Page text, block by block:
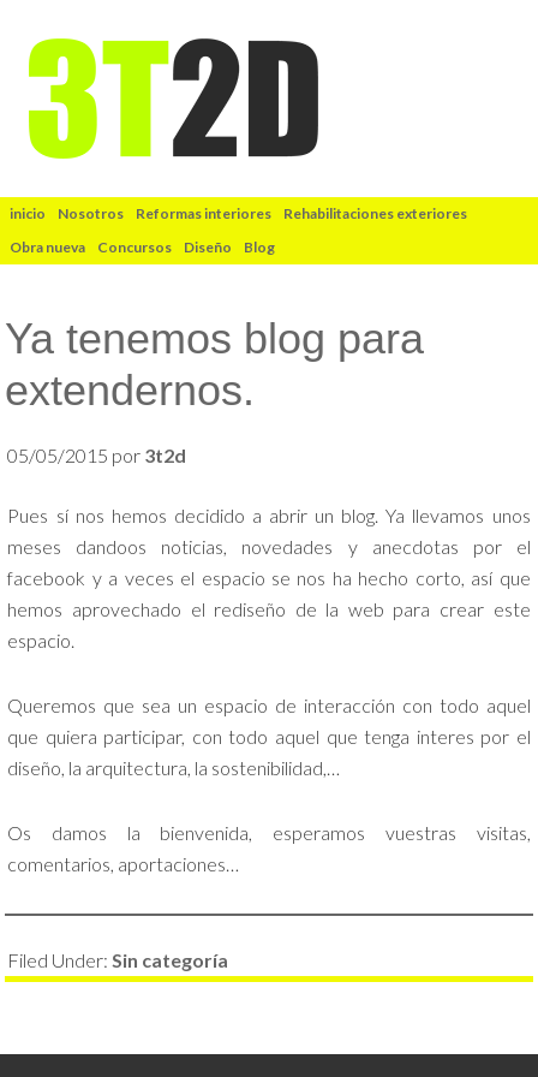
inicio Nosotros Reformas interiores
Rehabilitaciones exteriores
Obra nueva
Concursos Diseño Blog
Ya tenemos blog para
extendernos.
05/05/2015 por 3t2d
Pues sí nos hemos decidido a abrir un blog. Ya llevamos unos
meses dandoos noticias, novedades y anecdotas por el
facebook y a veces el espacio se nos ha hecho corto, así que
hemos aprovechado el rediseño de la web para crear este
espacio.
Queremos que sea un espacio de interacción con todo aquel
que quiera participar, con todo aquel que tenga interes por el
diseño, la arquitectura, la sostenibilidad,…
Os damos la bienvenida, esperamos vuestras visitas,
comentarios, aportaciones…
Filed Under:Sin categoría